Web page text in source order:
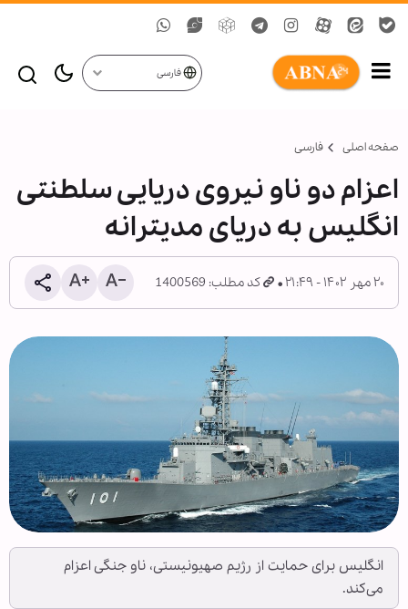
فارسی
صفحه اصلی فارسی
اعزام دو ناو نیروی دریایی سلطنتی
انگلیس به دریای مدیترانه
۲۰ مهر ۱۴۰۲ - ۲۱:۴۹ کد مطلب: 1400569
انگلیس برای حمایت از رژیم صهیونیستی، ناو جنگی اعزام
می‌کند.